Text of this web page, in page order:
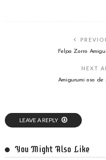
Felpa Zorro
NEXT
Amigurumi oso
LEAVE A REPLY
You Might Also Like